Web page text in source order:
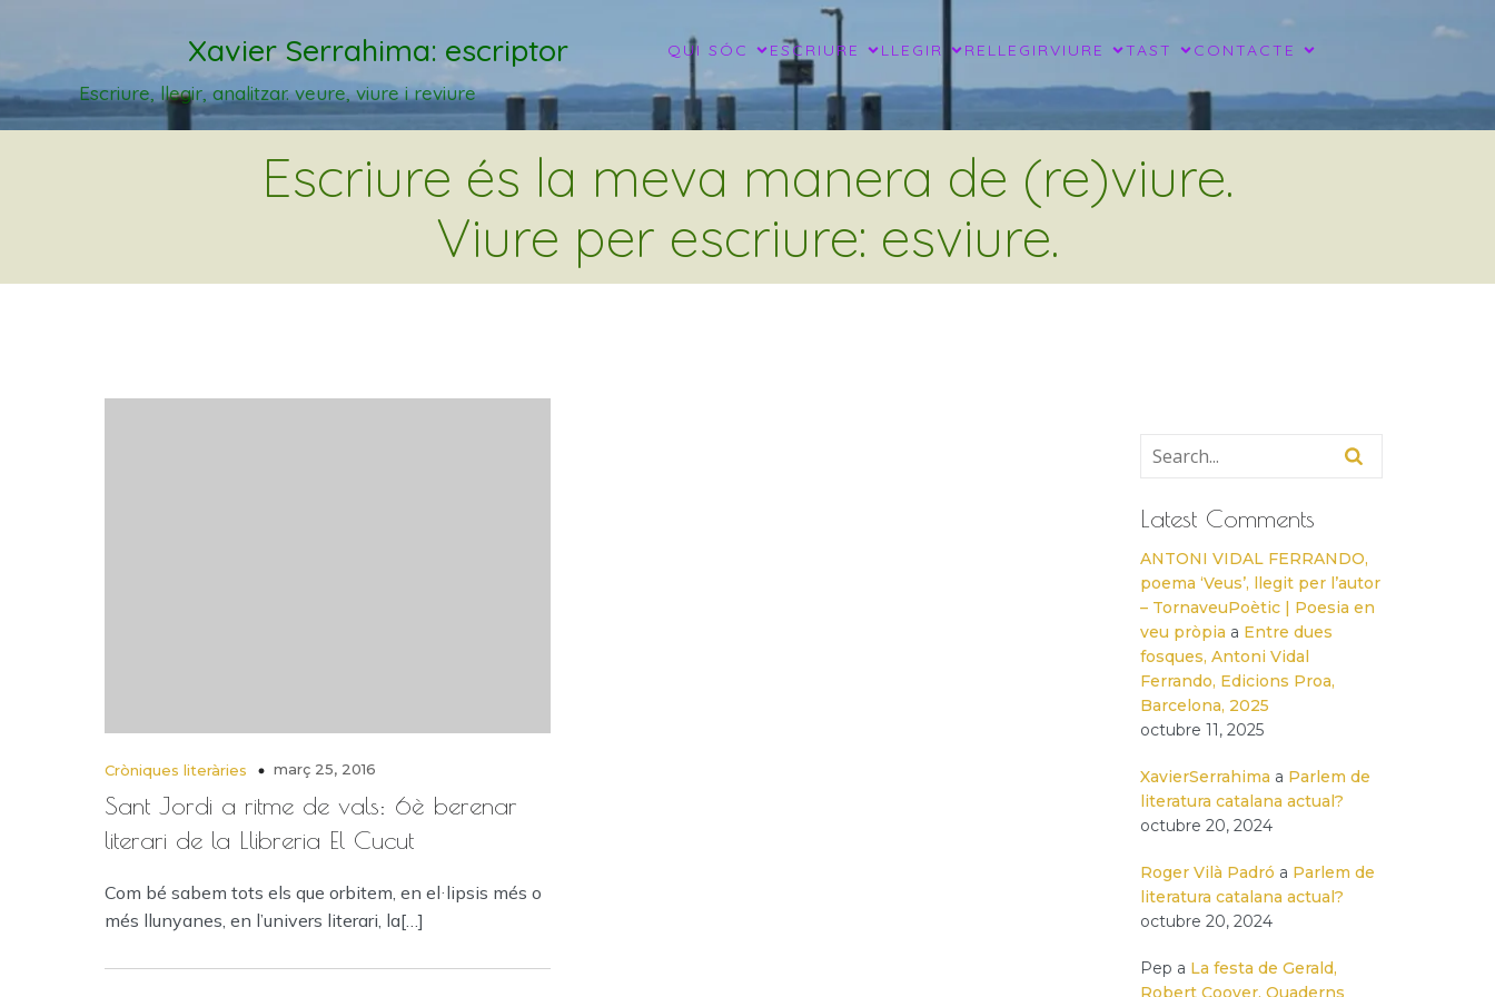
Xavier Serrahima: escriptor QUI SÓC ESCRIURE LLEGIR RELLEGIRVIURE TAST CONTACTE
Escriure, llegir, analitzar. veure, viure i reviure
Escriure és la meva manera de (re)viure.
Viure per escriure: esviure.
Cròniques literàries març 25, 2016
Sant Jordi a ritme de vals: 6è berenar
literari de la Llibreria El Cucut
Com bé sabem tots els que orbitem, en el·lipsis més o
més llunyanes, en l’univers literari, la[…]
Latest Comments
ANTONI VIDAL FERRANDO,
poema ‘Veus’, llegit per l’autor
– TornaveuPoètic | Poesia en
veu pròpia a Entre dues
fosques, Antoni Vidal
Ferrando, Edicions Proa,
Barcelona, 2025
octubre 11, 2025
XavierSerrahima a Parlem de
literatura catalana actual?
octubre 20, 2024
Roger Vilà Padró a Parlem de
literatura catalana actual?
octubre 20, 2024
Pep a La festa de Gerald,
Robert Coover, Quaderns